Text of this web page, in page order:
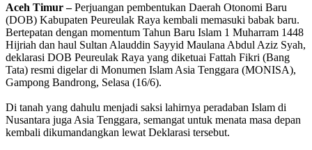
Aceh Timur –Perjuangan pembentukan Daerah Otonomi Baru
(DOB) Kabupaten Peureulak Raya kembali memasuki babak baru.
Bertepatan dengan momentum Tahun Baru Islam 1 Muharram 1448
Hijriah dan haul Sultan Alauddin Sayyid Maulana Abdul Aziz Syah,
deklarasi DOB Peureulak Raya yang diketuai Fattah Fikri (Bang
Tata) resmi digelar di Monumen Islam Asia Tenggara (MONISA),
Gampong Bandrong, Selasa (16/6).
‎Di tanah yang dahulu menjadi saksi lahirnya peradaban Islam di
Nusantara juga Asia Tenggara, semangat untuk menata masa depan
kembali dikumandangkan lewat Deklarasi tersebut.